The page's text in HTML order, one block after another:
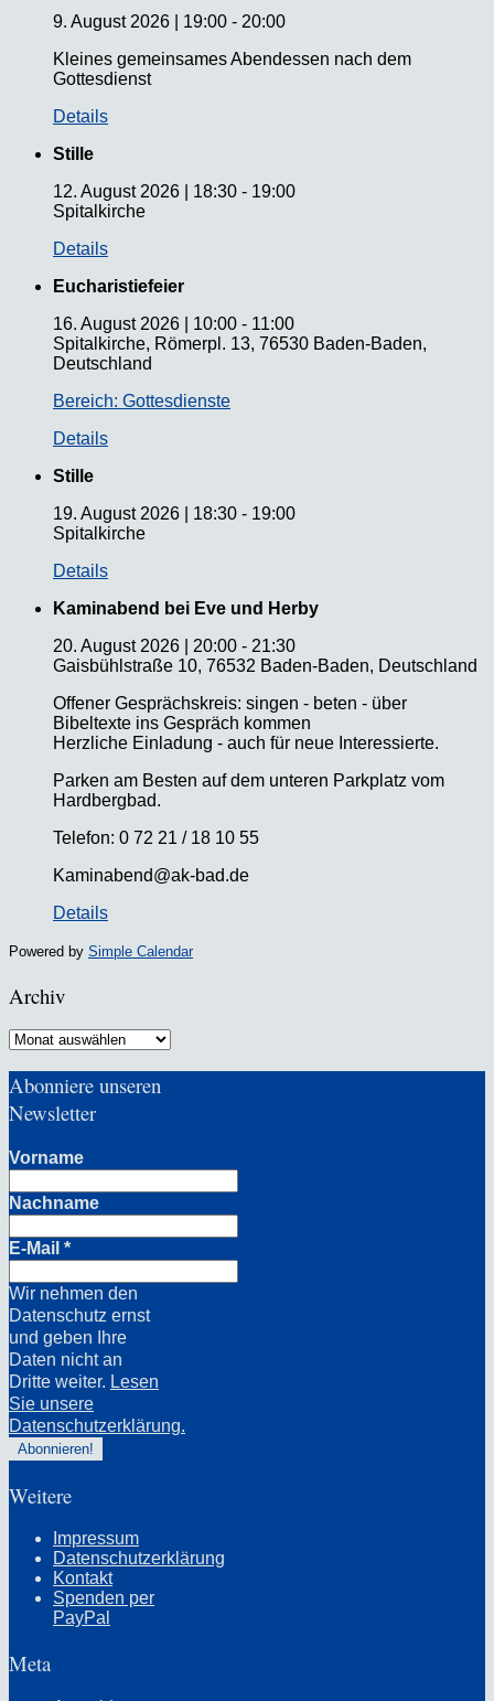
9. August 2026
19:00 - 20:00
Kleines gemeinsames Abendessen nach dem
Gottesdienst
Details
Stille
12. August 2026
18:30 - 19:00
Spitalkirche
Details
Eucharistiefeier
16. August 2026
10:00 - 11:00
Spitalkirche, Römerpl. 13, 76530 Baden-Baden,
Deutschland
Bereich: Gottesdienste
Details
Stille
19. August 2026
18:30 - 19:00
Spitalkirche
Details
Kaminabend bei Eve und Herby
20. August 2026
20:00 - 21:30
Gaisbühlstraße 10, 76532 Baden-Baden, Deutschland
Offener Gesprächskreis: singen - beten - über
Bibeltexte ins Gespräch kommen
Herzliche Einladung - auch für neue Interessierte.
Parken am Besten auf dem unteren Parkplatz vom
Hardbergbad.
Telefon: 0 72 21 / 18 10 55
Kaminabend@ak-bad.de
Details
Powered by Simple Calendar
Archiv
Archiv
Abonniere unseren
Newsletter
Vorname
Nachname
E-Mail *
Wir nehmen den
Datenschutz ernst
und geben Ihre
Daten nicht an
Dritte weiter. Lesen
Sie unsere
Datenschutzerklärung.
Weitere
Impressum
Datenschutzerklärung
Kontakt
Spenden per
PayPal
Meta